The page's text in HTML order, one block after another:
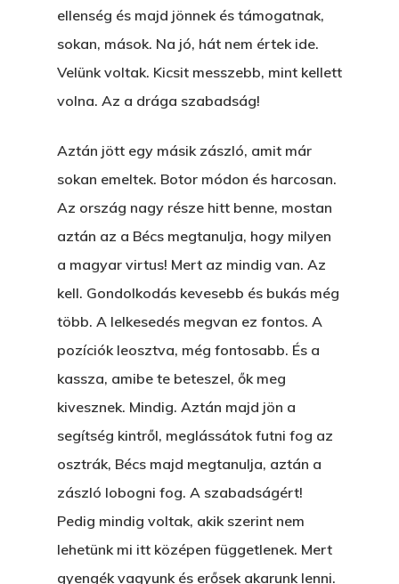
ellenség és majd jönnek és támogatnak,
sokan, mások. Na jó, hát nem értek ide.
Velünk voltak. Kicsit messzebb, mint kellett
volna. Az a drága szabadság!
Aztán jött egy másik zászló, amit már
sokan emeltek. Botor módon és harcosan.
Az ország nagy része hitt benne, mostan
aztán az a Bécs megtanulja, hogy milyen
a magyar virtus! Mert az mindig van. Az
kell. Gondolkodás kevesebb és bukás még
több. A lelkesedés megvan ez fontos. A
pozíciók leosztva, még fontosabb. És a
kassza, amibe te beteszel, ők meg
kivesznek. Mindig. Aztán majd jön a
segítség kintről, meglássátok futni fog az
osztrák, Bécs majd megtanulja, aztán a
zászló lobogni fog. A szabadságért!
Pedig mindig voltak, akik szerint nem
lehetünk mi itt középen függetlenek. Mert
gyengék vagyunk és erősek akarunk lenni.